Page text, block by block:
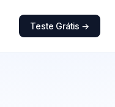
Teste Grátis →